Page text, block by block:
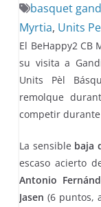
basquet
Myrtia, Units
El BeHappy2 CB
su visita a
Units Pèl
remolque
competir
La sensible baja
escaso acierto
Antonio
Jasen (6 puntos,